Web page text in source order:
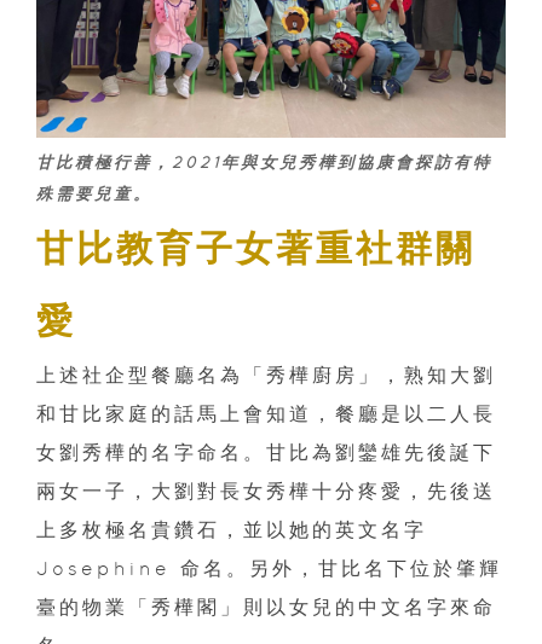
甘比積極行善，2021年與女兒秀樺到協康會探訪有特
殊需要兒童。
甘比教育子女著重社群關
愛
上述社企型餐廳名為「秀樺廚房」，熟知大劉
和甘比家庭的話馬上會知道，餐廳是以二人長
女劉秀樺的名字命名。甘比為劉鑾雄先後誕下
兩女一子，大劉對長女秀樺十分疼愛，先後送
上多枚極名貴鑽石，並以她的英文名字
Josephine 命名。另外，甘比名下位於肇輝
臺的物業「秀樺閣」則以女兒的中文名字來命